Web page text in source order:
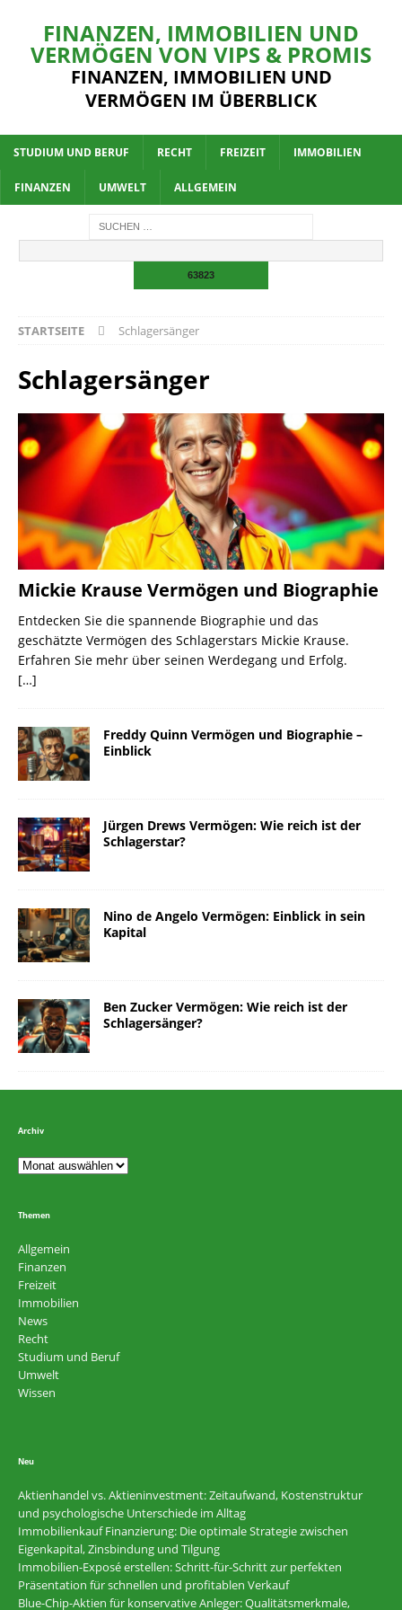
FINANZEN, IMMOBILIEN UND
VERMÖGEN VON VIPS & PROMIS
FINANZEN, IMMOBILIEN UND
VERMÖGEN IM ÜBERBLICK
STUDIUM UND BERUF RECHT FREIZEIT IMMOBILIEN
FINANZEN UMWELT ALLGEMEIN
STARTSEITE Schlagersänger
Schlagersänger
Mickie Krause Vermögen und Biographie
Entdecken Sie die spannende Biographie und das
geschätzte Vermögen des Schlagerstars Mickie Krause.
Erfahren Sie mehr über seinen Werdegang und Erfolg.
[…]
Freddy Quinn Vermögen und Biographie –
Einblick
Jürgen Drews Vermögen: Wie reich ist der
Schlagerstar?
Nino de Angelo Vermögen: Einblick in sein
Kapital
Ben Zucker Vermögen: Wie reich ist der
Schlagersänger?
Archiv
Themen
Allgemein
Finanzen
Freizeit
Immobilien
News
Recht
Studium und Beruf
Umwelt
Wissen
Neu
Aktienhandel vs. Aktieninvestment: Zeitaufwand, Kostenstruktur
und psychologische Unterschiede im Alltag
Immobilienkauf Finanzierung: Die optimale Strategie zwischen
Eigenkapital, Zinsbindung und Tilgung
Immobilien-Exposé erstellen: Schritt-für-Schritt zur perfekten
Präsentation für schnellen und profitablen Verkauf
Blue-Chip-Aktien für konservative Anleger: Qualitätsmerkmale,